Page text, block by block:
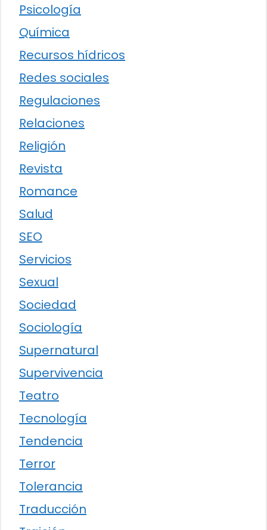
Psicología
Química
Recursos hídricos
Redes sociales
Regulaciones
Relaciones
Religión
Revista
Romance
Salud
SEO
Servicios
Sexual
Sociedad
Sociología
Supernatural
Supervivencia
Teatro
Tecnología
Tendencia
Terror
Tolerancia
Traducción